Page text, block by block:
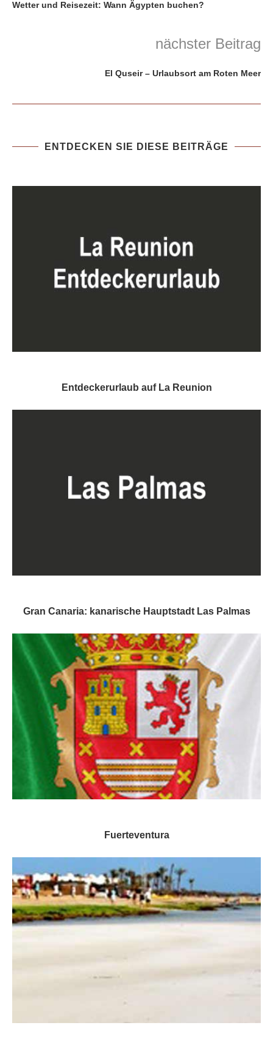
Wetter und Reisezeit: Wann Ägypten buchen?
nächster Beitrag
El Quseir – Urlaubsort am Roten Meer
ENTDECKEN SIE DIESE BEITRÄGE
Entdeckerurlaub auf La Reunion
Gran Canaria: kanarische Hauptstadt Las Palmas
Fuerteventura